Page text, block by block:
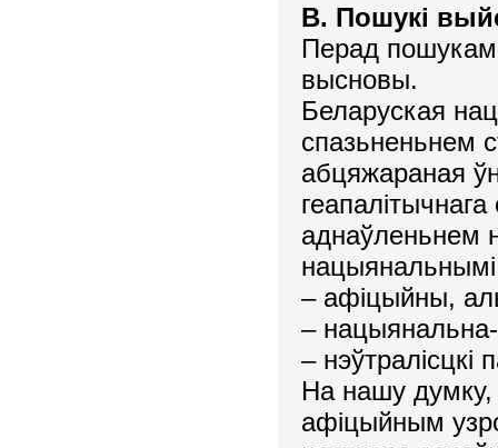
В. Пошукі
Перад
высновы.
Беларуская
спазьненьнем
абцяжараная
аднаўленьнем
– афіцыйны,
–
– нэўтралісцкі
На нашу
афіцыйным